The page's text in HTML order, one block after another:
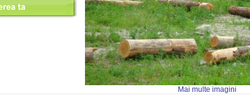
Mai multe imagini